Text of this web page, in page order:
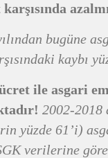
bugüne
kaybı
ile asgari
2002-2018
yüzde 61’i)
verilerine